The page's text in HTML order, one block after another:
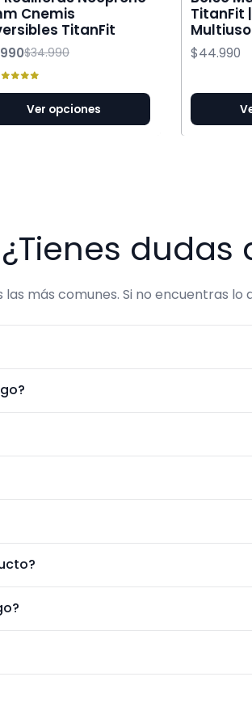
Cnemis
TitanFit
$34.990
Ver opciones
TitanFit
Multiuso
$44.990
¿Tienes
las más comunes. Si no encuentras